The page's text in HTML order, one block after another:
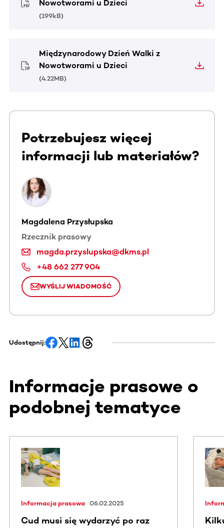
Nowotworami u Dzieci
(199kB)
Międzynarodowy Dzień Walki z
Nowotworami u Dzieci
(4.22MB)
Potrzebujesz więcej
informacji lub materiałów?
Magdalena Przysłupska
Rzecznik prasowy
magda.przyslupska@dkms.pl
+48 662 277 904
WYŚLIJ WIADOMOŚĆ
Udostępnij:
Informacje prasowe o
podobnej tematyce
Informacja prasowa 06.02.2025
Cud musi się wydarzyć po raz